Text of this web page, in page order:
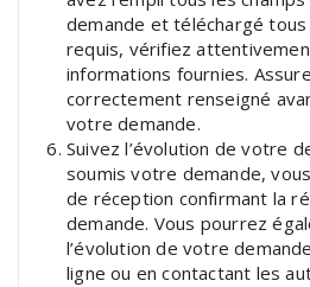
demande et téléchargé
requis, vérifiez
informations fournies.
correctement renseigné
votre demande.
Suivez l’évolution de votre
soumis votre demande,
de réception confirmant la
demande. Vous pourrez
l’évolution de votre
ligne ou en contactant les